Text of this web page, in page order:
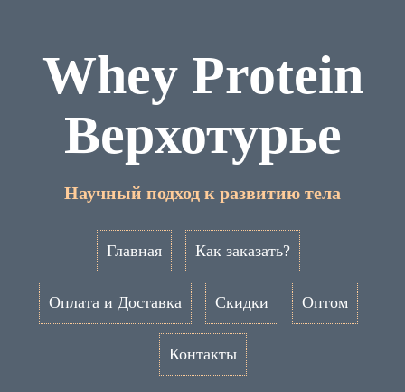
Whey Protein
Верхотурье
Научный подход к развитию тела
Главная Как заказать?
Оплата и Доставка Скидки Оптом
Контакты